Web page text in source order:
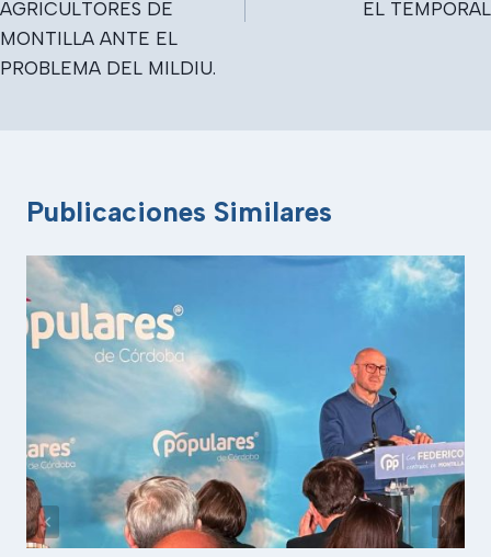
AGRICULTORES DE
MONTILLA ANTE EL
PROBLEMA DEL MILDIU.
EL TEMPORAL
Publicaciones Similares